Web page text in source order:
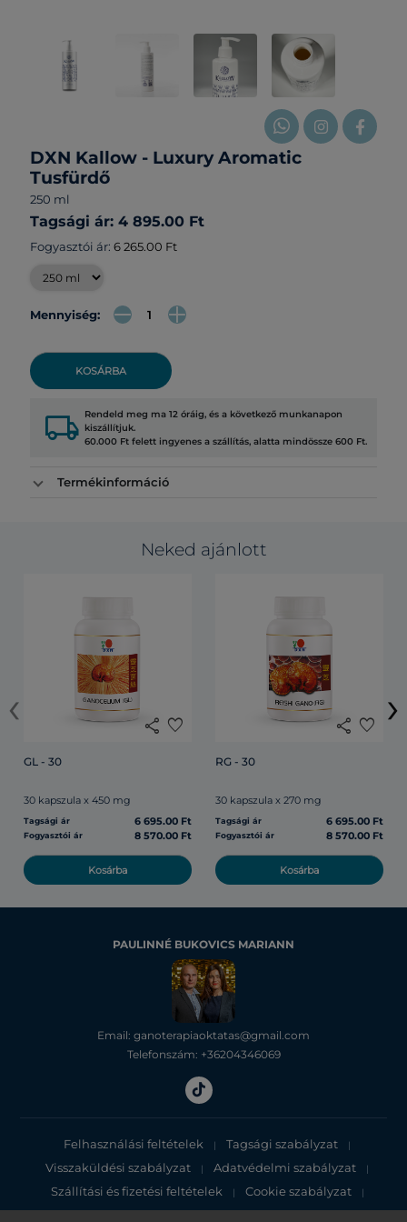
DXN Kallow - Luxury Aromatic
Tusfürdő
250 ml
Tagsági ár: 4 895.00 Ft
Fogyasztói ár: 6 265.00 Ft
Mennyiség:
KOSÁRBA
local_shipping Rendeld meg ma 12 óráig, és a következő munkanapon
kiszállítjuk.
60.000 Ft felett ingyenes a szállítás, alatta mindössze 600 Ft.
Termékinformáció
Neked ajánlott
share favorite
GL - 30
30 kapszula x 450 mg
Tagsági ár 6 695.00 Ft
Fogyasztói ár 8 570.00 Ft
Kosárba
share favorite
RG - 30
30 kapszula x 270 mg
Tagsági ár 6 695.00 Ft
Fogyasztói ár 8 570.00 Ft
Kosárba
‹ ›
PAULINNÉ BUKOVICS MARIANN
Email: ganoterapiaoktatas@gmail.com
Telefonszám: +36204346069
Felhasználási feltételek | Tagsági szabályzat |
Visszaküldési szabályzat | Adatvédelmi szabályzat |
Szállítási és fizetési feltételek | Cookie szabályzat |
Adatvédelmi tájékoztató